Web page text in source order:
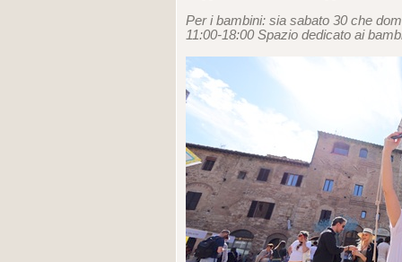
Per i bambini: sia sabato 30 che
11:00-18:00 Spazio dedicato ai